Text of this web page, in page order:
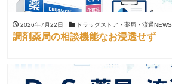
2026年7月22日 ドラッグストア・薬局・流通NEWS
調剤薬局の相談機能なお浸透せず